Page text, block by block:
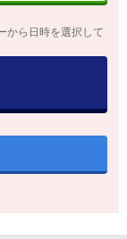
から日時を選択して